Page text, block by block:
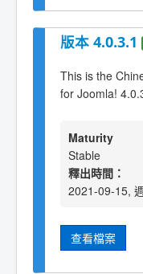
版本 4.0.3.1
This is the
for Joomla!
Maturity
Stable
釋出時間：
2021-09-15,
查看檔案